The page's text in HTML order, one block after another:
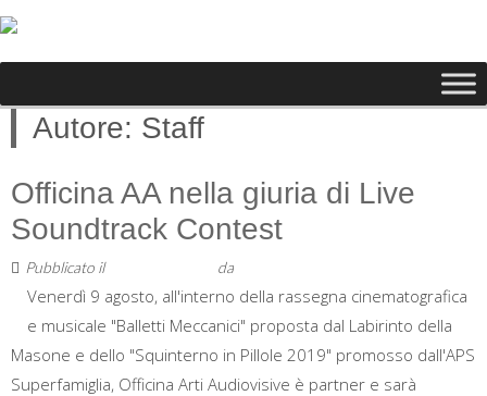
Autore: Staff
Officina AA nella giuria di Live
Soundtrack Contest
Pubblicato il da
Venerdì 9 agosto, all'interno della rassegna cinematografica
e musicale "Balletti Meccanici" proposta dal Labirinto della
Masone e dello "Squinterno in Pillole 2019" promosso dall'APS
Superfamiglia, Officina Arti Audiovisive è partner e sarà